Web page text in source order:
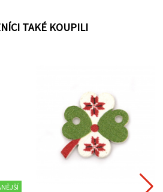
TAKÉ KOUPILI